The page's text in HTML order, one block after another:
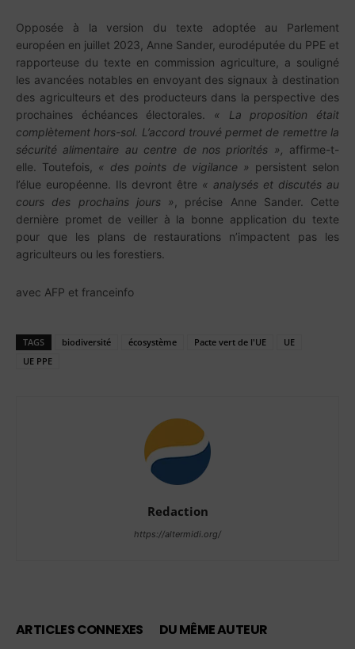
Opposée à la version du texte adoptée au Parlement
européen en juillet 2023, Anne Sander, eurodéputée du PPE et
rapporteuse du texte en commission agriculture, a souligné
les avancées notables en envoyant des signaux à destination
des agriculteurs et des producteurs dans la perspective des
prochaines échéances électorales. « La proposition était
complètement hors-sol. L’accord trouvé permet de remettre la
sécurité alimentaire au centre de nos priorités »,
affirme-t-
elle. Toutefois, « des points de vigilance » persistent selon
l’élue européenne. Ils devront être « analysés et discutés au
cours des prochains jours »
, précise Anne Sander. Cette
dernière promet de veiller à la bonne application du texte
pour que les plans de restaurations n’impactent pas les
agriculteurs ou les forestiers.
avec AFP et franceinfo
TAGS biodiversité écosystème Pacte vert de l'UE
UE
UE PPE
Redaction
https://altermidi.org/
ARTICLES CONNEXES DU MÊME AUTEUR